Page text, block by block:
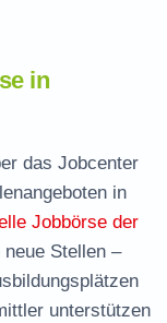
in
das Jobcenter
in
Jobbörse der
Stellen –
unterstützen